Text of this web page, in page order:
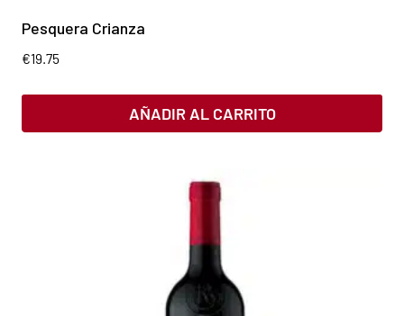
Pesquera Crianza
€19.75
AÑADIR AL CARRITO